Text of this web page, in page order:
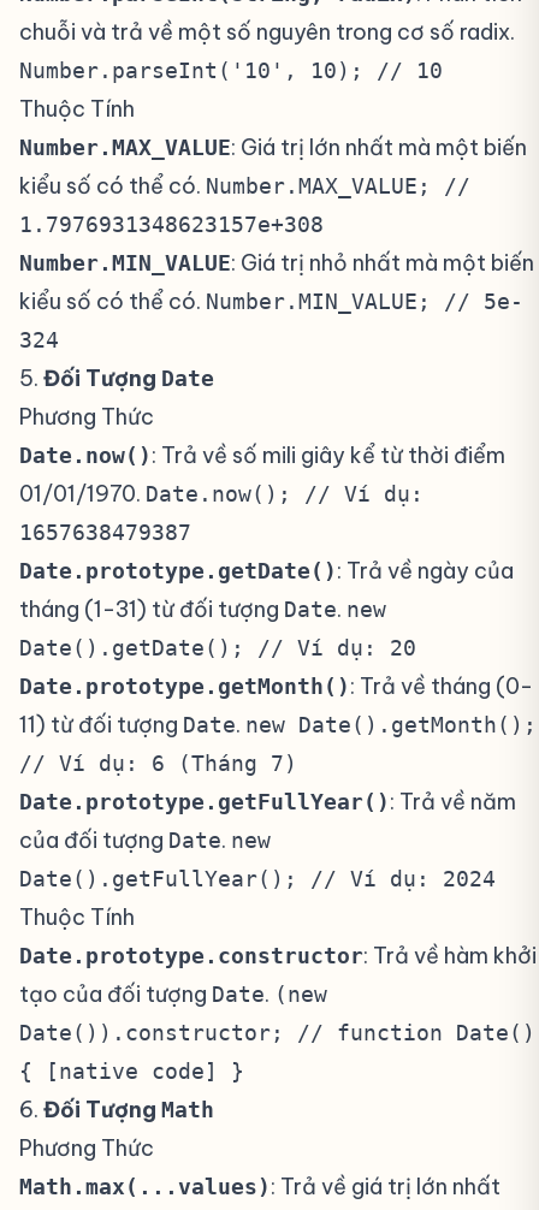
chuỗi và trả về một số nguyên trong cơ số radix.
Number.parseInt('10', 10); // 10
Thuộc Tính
Number.MAX_VALUE: Giá trị lớn nhất mà một biến
kiểu số có thể có. Number.MAX_VALUE; //
1.7976931348623157e+308
Number.MIN_VALUE: Giá trị nhỏ nhất mà một biến
kiểu số có thể có. Number.MIN_VALUE; // 5e-
324
5. Đối Tượng Date
Phương Thức
Date.now(): Trả về số mili giây kể từ thời điểm
01/01/1970. Date.now(); // Ví dụ:
1657638479387
Date.prototype.getDate(): Trả về ngày của
tháng (1-31) từ đối tượng Date. new
Date().getDate(); // Ví dụ: 20
Date.prototype.getMonth(): Trả về tháng (0-
11) từ đối tượng Date. new Date().getMonth();
// Ví dụ: 6 (Tháng 7)
Date.prototype.getFullYear(): Trả về năm
của đối tượng Date. new
Date().getFullYear(); // Ví dụ: 2024
Thuộc Tính
Date.prototype.constructor: Trả về hàm khởi
tạo của đối tượng Date. (new
Date()).constructor; // function Date()
{ [native code] }
6. Đối Tượng Math
Phương Thức
Math.max(...values): Trả về giá trị lớn nhất